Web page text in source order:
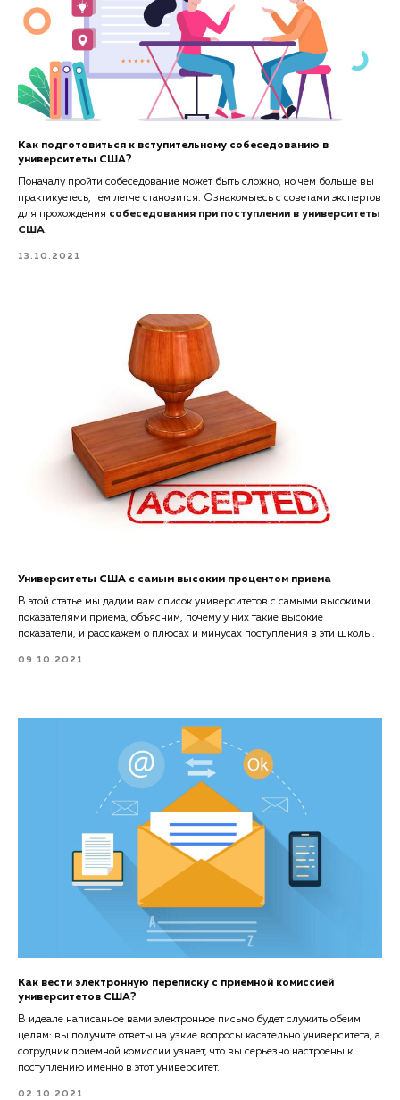
Как подготовиться к вступительному собеседованию в
университеты США?
Поначалу пройти собеседование может быть сложно, но чем больше вы
практикуетесь, тем легче становится. Ознакомьтесь с советами экспертов
для прохождения собеседования при поступлении в университеты
США.
13.10.2021
Университеты США с самым высоким процентом приема
В этой статье мы дадим вам список университетов с самыми высокими
показателями приема, объясним, почему у них такие высокие
показатели, и расскажем о плюсах и минусах поступления в эти школы.
09.10.2021
Как вести электронную переписку с приемной комиссией
университетов США?
В идеале написанное вами электронное письмо будет служить обеим
целям: вы получите ответы на узкие вопросы касательно университета, а
сотрудник приемной комиссии узнает, что вы серьезно настроены к
поступлению именно в этот университет.
02.10.2021